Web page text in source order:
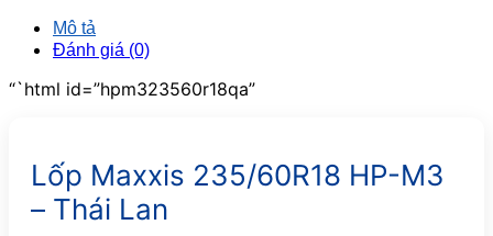
Mô tả
Đánh giá (0)
“`html id=”hpm323560r18qa”
Lốp Maxxis 235/60R18 HP-M3
– Thái Lan